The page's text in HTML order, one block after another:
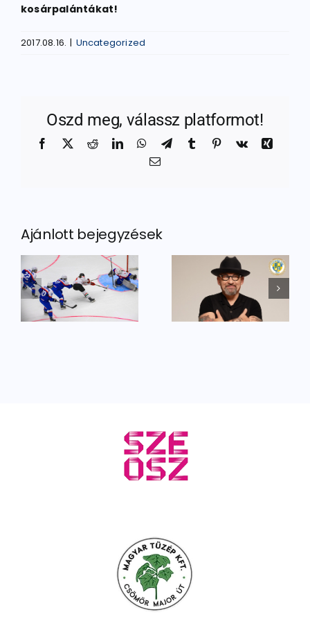
kosárpalántákat!
2017.08.16. | Uncategorized
Oszd meg, válassz platformot!
Facebook
X RedditLinkedInWhatsApp
TelegramTumblr Pinterest
Vk
Xing
Email:
Ajánlott bejegyzések
Igazi
legenda a
Sportbál
Utánpótlás
focitornával
nyitjuk az